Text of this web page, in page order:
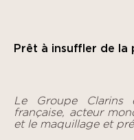
Prêt à insuffler de la
Le Groupe Clarins
française, acteur
et le maquillage et